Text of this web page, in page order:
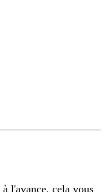
l'avance, cela vous